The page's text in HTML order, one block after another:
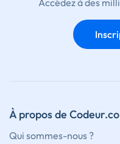
Accédez à des
À propos de
Qui sommes-nous ?